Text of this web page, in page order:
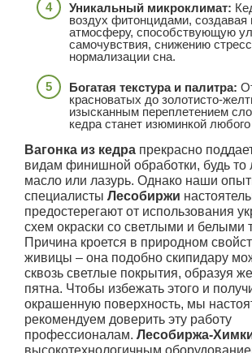
Уникальный микроклимат:
воздух фитонцидами,
атмосферу, способствующую
самочувствия, снижению
нормализации сна.
Богатая текстура и палитра:
красноватых до золотисто-
изысканным переплетением
кедра станет изюминкой
Вагонка из кедра прекрасно
видам финишной обработки, будь то
масло или лазурь. Однако наши
специалисты Лесобиржи
предостерегают от использования
схем окраски со светлыми и белыми
Причина кроется в природном
живицы – она подобно скипидару
сквозь светлые покрытия, образуя
пятна. Чтобы избежать этого и
окрашенную поверхность, мы
рекомендуем доверить эту работу
профессионалам. Лесобиржа-